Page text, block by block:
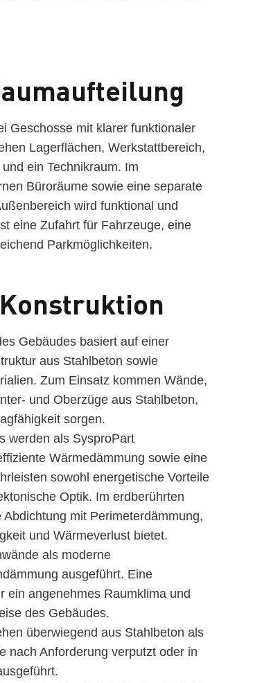
Geschosse mit klarer funktionaler
Lagerflächen, Werkstattbereich,
ein Technikraum. Im
Büroräume sowie eine separate
wird funktional und
eine Zufahrt für Fahrzeuge, eine
Parkmöglichkeiten.
Gebäudes basiert auf einer
aus Stahlbeton sowie
Zum Einsatz kommen Wände,
und Oberzüge aus Stahlbeton,
sorgen.
werden als SysproPart
Wärmedämmung sowie eine
sowohl energetische Vorteile
Optik. Im erdberührten
mit Perimeterdämmung,
und Wärmeverlust bietet.
als moderne
ausgeführt. Eine
ein angenehmes Raumklima und
des Gebäudes.
überwiegend aus Stahlbeton als
nach Anforderung verputzt oder in